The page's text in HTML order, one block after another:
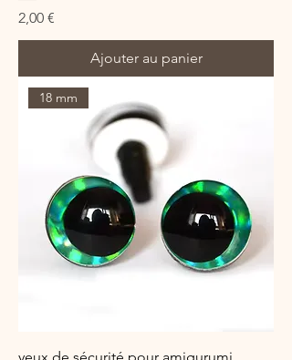
Prix
2,00 €
Ajouter au panier
18 mm